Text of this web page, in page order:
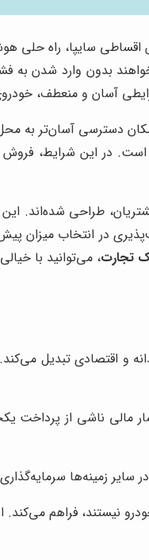
اقساطی سایپا، راه حلی
بدون وارد شدن
آسان و منعطف،
دسترسی آسان‌تر به محل
در این شرایط،
طراحی
در انتخاب میزان
تجارت، می‌توانید با
و اقتصادی تبدیل می‌کند.
مالی ناشی از پرداخت
زمینه‌ها
نیستند، فراهم می‌کند.